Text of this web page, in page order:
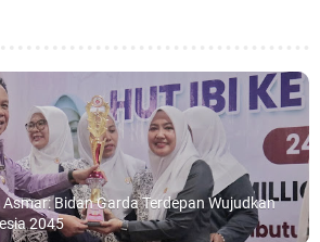
Bidan Garda Terdepan Wujudkan
2045